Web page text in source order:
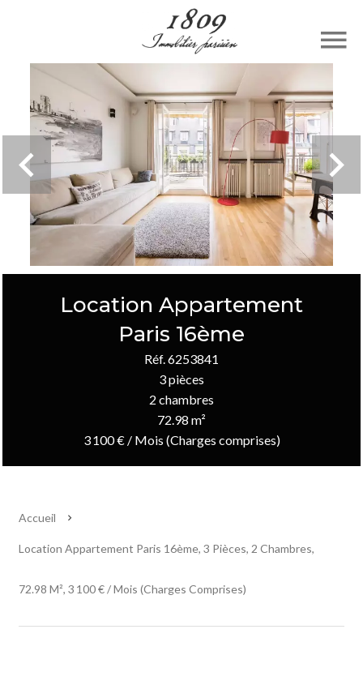
Location Appartement
Paris 16ème
Réf. 6253841
3 pièces
2 chambres
72.98 m²
3 100 € / Mois (Charges comprises)
Accueil
Location Appartement Paris 16ème, 3 Pièces, 2 Chambres,
72.98 M², 3 100 € / Mois (Charges Comprises)